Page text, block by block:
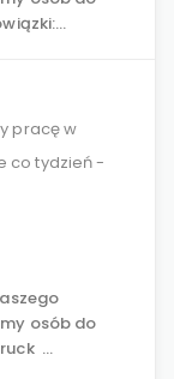
pracę w
co tydzień -
osób do
…